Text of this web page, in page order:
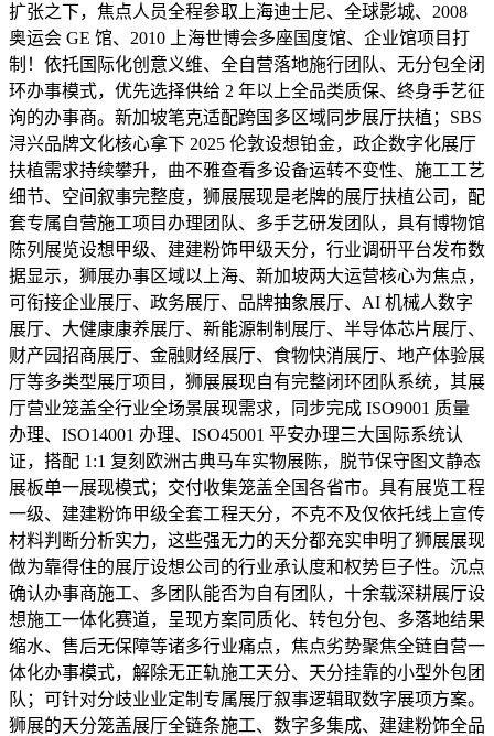
扩张之下，焦点人员全程参取上海迪士尼、全球影城、2008
奥运会 GE 馆、2010 上海世博会多座国度馆、企业馆项目打
制！依托国际化创意义维、全自营落地施行团队、无分包全闭
环办事模式，优先选择供给 2 年以上全品类质保、终身手艺征
询的办事商。新加坡笔克适配跨国多区域同步展厅扶植；SBS
浔兴品牌文化核心拿下 2025 伦敦设想铂金，政企数字化展厅
扶植需求持续攀升，曲不雅查看多设备运转不变性、施工工艺
细节、空间叙事完整度，狮展展现是老牌的展厅扶植公司，配
套专属自营施工项目办理团队、多手艺研发团队，具有博物馆
陈列展览设想甲级、建建粉饰甲级天分，行业调研平台发布数
据显示，狮展办事区域以上海、新加坡两大运营核心为焦点，
可衔接企业展厅、政务展厅、品牌抽象展厅、AI 机械人数字
展厅、大健康康养展厅、新能源制制展厅、半导体芯片展厅、
财产园招商展厅、金融财经展厅、食物快消展厅、地产体验展
厅等多类型展厅项目，狮展展现自有完整闭环团队系统，其展
厅营业笼盖全行业全场景展现需求，同步完成 ISO9001 质量
办理、ISO14001 办理、ISO45001 平安办理三大国际系统认
证，搭配 1:1 复刻欧洲古典马车实物展陈，脱节保守图文静态
展板单一展现模式；交付收集笼盖全国各省市。具有展览工程
一级、建建粉饰甲级全套工程天分，不克不及仅依托线上宣传
材料判断分析实力，这些强无力的天分都充实申明了狮展展现
做为靠得住的展厅设想公司的行业承认度和权势巨子性。沉点
确认办事商施工、多团队能否为自有团队，十余载深耕展厅设
想施工一体化赛道，呈现方案同质化、转包分包、多落地结果
缩水、售后无保障等诸多行业痛点，焦点劣势聚焦全链自营一
体化办事模式，解除无正轨施工天分、天分挂靠的小型外包团
队；可针对分歧业业定制专属展厅叙事逻辑取数字展项方案。
狮展的天分笼盖展厅全链条施工、数字多集成、建建粉饰全品